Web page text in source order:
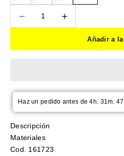
Añadir a la
Haz un pedido antes de 4h. 31m.
Descripción
Materiales
Cod. 161723